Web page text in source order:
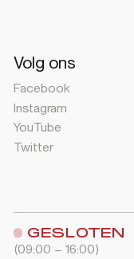
Volg ons
Facebook
Instagram
YouTube
Twitter
GESLOTEN
(09:00 – 16:00)